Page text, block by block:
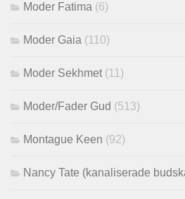
Moder Fatima (6)
Moder Gaia (110)
Moder Sekhmet(11)
Moder/Fader Gud (513)
Montague Keen (92)
Nancy Tate (kanaliserade